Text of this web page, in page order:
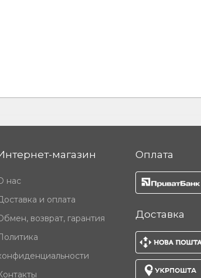
магазин
нас
и оплата
возврат, гарантия
Оплата
Доставка